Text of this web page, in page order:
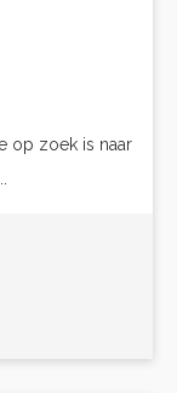
op zoek is naar